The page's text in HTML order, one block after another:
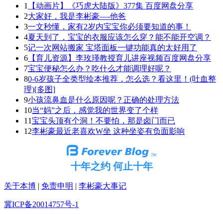
1
【动画片】《巧虎大陆版》377集 百度网盘分享
2大家好，我是李彬豪—-他爸
3一文秒懂，家有2岁内宝宝你必须要知道的事！
4夏天到了，宝宝的衣服应该怎么穿？能不能开空调？
5记一次网站搬家 宝塔面板一键功能真的太好用了
6 【育儿资源】李玫瑾教授育儿讲座视频百度网盘分享
7宝宝便秘怎么办？吃什么才能调理好呢？
80-6岁孩子全类型绘本推荐，怎么选？看这里！(吐血整
理)[多图]
9小孩流鼻血是什么原因呢？正确的处理方法
10当“妈”之后，感觉我的世界变了个样
11宝宝头顶有个洞！不要怕，那是卤门而已
12李彬豪最近老喜欢W坐 这种坐姿有负面影响
十年之约 何止十年
关于本博 | 免责申明 | 李彬豪大事记
冀ICP备20014757号-1